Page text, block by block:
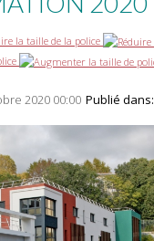
la taille de la police
2020 00:00 Publié dans: